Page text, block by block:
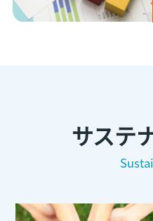
サステ